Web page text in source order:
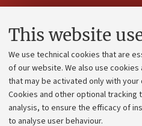
This website
We use technical cookies that are
of our website. We also use
that may be activated only with your
Cookies and other optional
analysis, to ensure the efficacy of
to analyse user behaviour.
Contacts and
Work
Alumni